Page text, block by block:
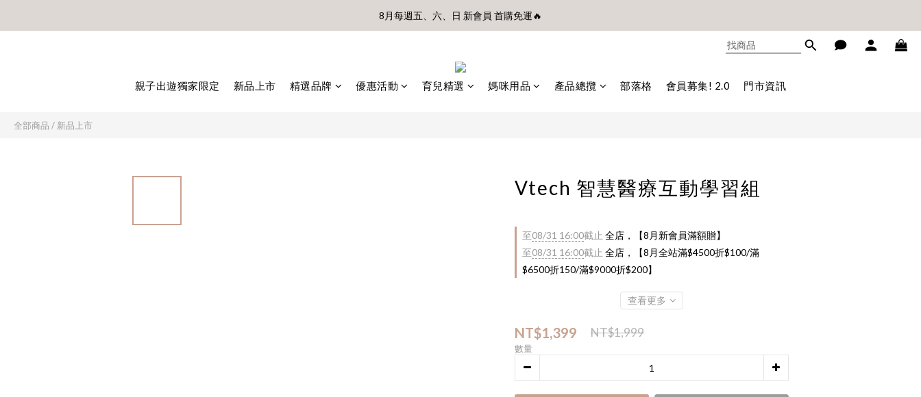
🎊8月底前、首購滿$3500贈UBMOM透明防水提袋 滿$6500贈Disney輕量摺疊椅(不累贈)🎊
8月每週五、六、日 新會員 首購免運🔥
親子出遊獨家限定 新品上市 精選品牌 優惠活動 育兒精選 媽咪用品 產品總攬 部落格 會員募集! 2.0 門市資訊
全部商品 / 新品上市
Vtech 智慧醫療互動學習組
至08/31 16:00截止 全店，【8月新會員滿額贈】
至08/31 16:00截止 全店，【8月全站滿$4500折$100/滿
$6500折150/滿$9000折$200】
查看更多
NT$1,399 NT$1,999
數量
立即購買